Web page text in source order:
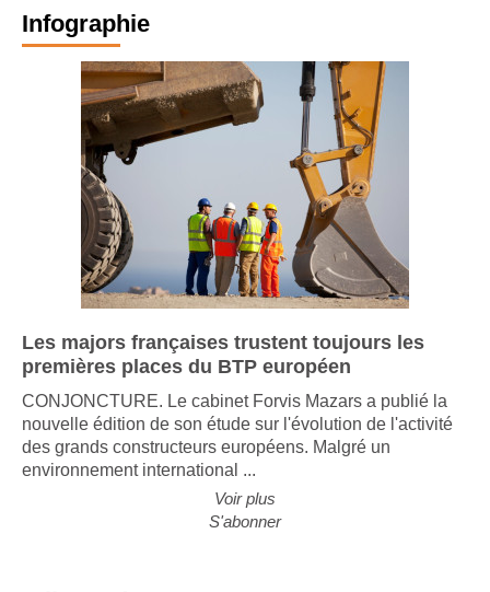
Infographie
Les majors françaises trustent toujours les
premières places du BTP européen
CONJONCTURE. Le cabinet Forvis Mazars a publié la
nouvelle édition de son étude sur l'évolution de l'activité
des grands constructeurs européens. Malgré un
Voir plus